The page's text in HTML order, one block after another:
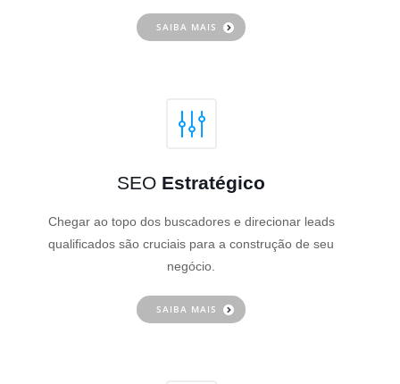
SAIBA MAIS
SEO Estratégico
Chegar ao topo dos buscadores e direcionar leads
qualificados são cruciais para a construção de seu
negócio.
SAIBA MAIS